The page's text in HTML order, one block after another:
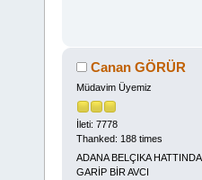
Canan GÖRÜR
Müdavim Üyemiz
İleti: 7778
Thanked: 188 times
ADANA BELÇIKA HATTINDA
GARİP BİR AVCI